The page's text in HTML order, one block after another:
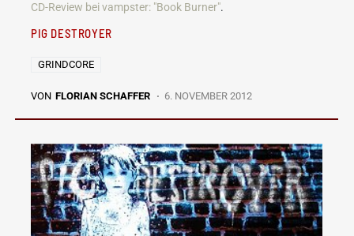
CD-Review bei vampster: "Book Burner".
PIG DESTROYER
GRINDCORE
VON FLORIAN SCHAFFER 6. NOVEMBER 2012